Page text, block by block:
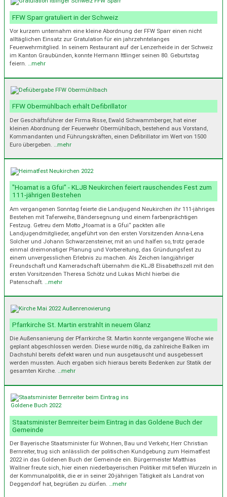
FFW Sparr gratuliert in der Schweiz
Vor kurzem unternahm eine kleine Abordnung der FFW Sparr einen nicht
alltäglichen Einsatz zur Gratulation für ein jahrzehntelanges
Feuerwehrmitglied. In seinem Restaurant auf der Lenzerheide in der Schweiz
im Kanton Graubünden, konnte Hermann Ittlinger seinen 80. Geburtstag
feiern. …mehr
FFW Obermühlbach erhält Defibrillator
Der Geschäftsführer der Firma Risse, Ewald Schwammberger, hat einer
kleinen Abordnung der Feuerwehr Obermühlbach, bestehend aus Vorstand,
Kommandanten und Führungskräften, einen Defibrillator im Wert von 1500
Euro übergeben. …mehr
"Hoamat is a Gfui" - KLJB Neukirchen feiert rauschendes Fest zum
111-jährigen Bestehen
Am vergangenen Sonntag feierte die Landjugend Neukirchen ihr 111-jähriges
Bestehen mit Taferweihe, Bändersegnung und einem farbenprächtigen
Festzug. Getreu dem Motto „Hoamat is a Gfui“ packten alle
Landjugendmitglieder, angeführt von den ersten Vorsitzenden Anna-Lena
Solcher und Johann Schwarzensteiner, mit an und halfen so, trotz gerade
einmal dreimonatiger Planung und Vorbereitung, das Gründungsfest zu
einem unvergesslichen Erlebnis zu machen. Als Zeichen langjähriger
Freundschaft und Kameradschaft übernahm die KLJB Elisabethszell mit den
ersten Vorsitzenden Theresa Schötz und Lukas Michl hierbei die
Patenschaft. …mehr
Pfarrkirche St. Martin erstrahlt in neuem Glanz
Die Außensanierung der Pfarrkirche St. Martin konnte vergangene Woche wie
geplant abgeschlossen werden. Diese wurde nötig, da zahlreiche Balken im
Dachstuhl bereits defekt waren und nun ausgetauscht und ausgebessert
werden mussten. Auch ergaben sich hieraus bereits Bedenken zur Statik der
gesamten Kirche. …mehr
Staatsminister Bernreiter beim Eintrag in das Goldene Buch der
Gemeinde
Der Bayerische Staatsminister für Wohnen, Bau und Verkehr, Herr Christian
Bernreiter, trug sich anlässlich der politischen Kundgebung zum Heimatfest
2022 in das Goldenen Buch der Gemeinde ein. Bürgermeister Matthias
Wallner freute sich, hier einen niederbayerischen Politiker mit tiefen Wurzeln in
der Kommunalpolitik, die er in seiner 20-jährigen Tätigkeit als Landrat von
Deggendorf hat, begrüßen zu dürfen. …mehr